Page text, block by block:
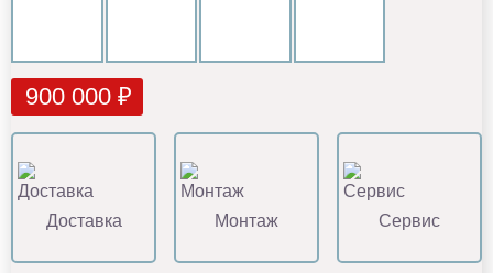
900 000 ₽
Доставка Монтаж Сервис